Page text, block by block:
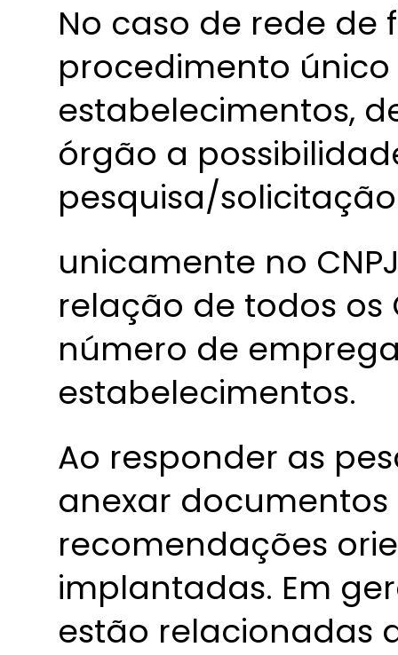
No caso de rede
procedimento
estabelecimentos,
órgão a
pesquisa/solicitação
unicamente no
relação de todos os
número de
estabelecimentos.
Ao responder as
anexar
recomendações
implantadas. Em
estão relacionadas